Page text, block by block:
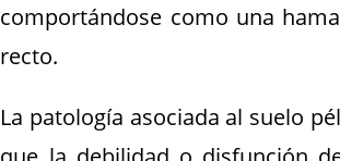
comportándose como una
recto.
La patología asociada al suelo